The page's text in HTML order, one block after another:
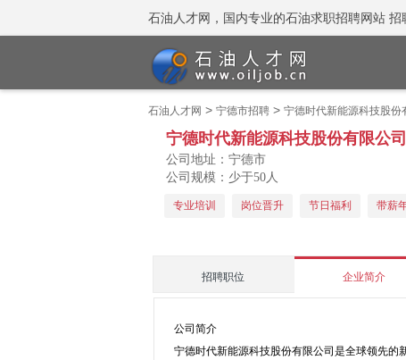
石油人才网，国内专业的石油求职招聘网站
石油人才网 > 宁德市招聘> 宁德时代新能源科技股份
宁德时代新能源科技股份有限公司
公司地址：宁德市
公司规模：少于50人
专业培训 岗位晋升 节日福利 带薪
招聘职位 企业简介
公司简介
宁德时代新能源科技股份有限公司是全球领先